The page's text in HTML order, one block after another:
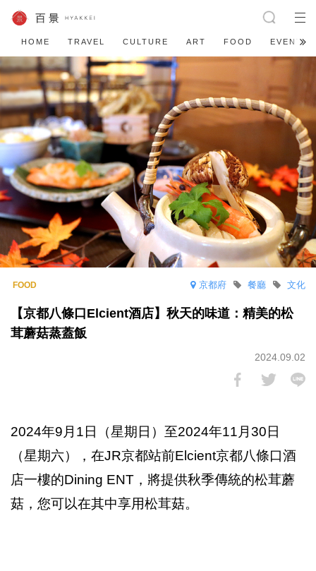
HOME TRAVEL CULTURE ART FOOD EVENT
京都府 文化
餐廳
【京都八條口Elcient酒店】秋天的味道：精美的松
茸蘑菇蒸蓋飯
2024.09.02
2024年9月1日（星期日）至2024年11月30日
（星期六），在JR京都站前Elcient京都八條口酒
店一樓的Dining ENT，將提供秋季傳統的松茸蘑
菇，您可以在其中享用松茸菇。